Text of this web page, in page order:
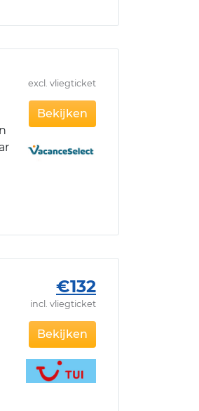
excl. vliegticket
Bekijken
€132
incl. vliegticket
Bekijken